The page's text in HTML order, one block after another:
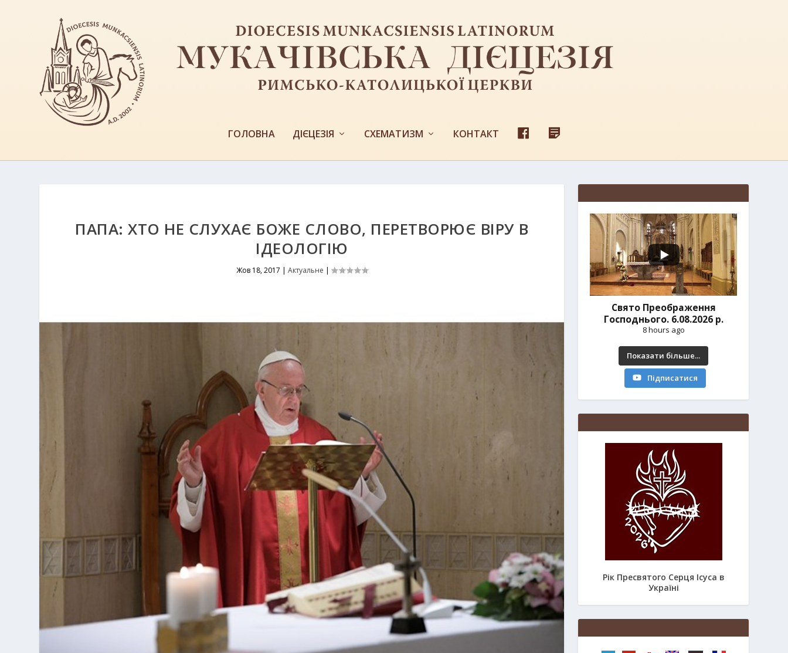
ГОЛОВНА ДІЄЦЕЗІЯ СХЕМАТИЗМ КОНТАКТ
E
Д
С
ПАПА: ХТО НЕ СЛУХАЄ БОЖЕ СЛОВО, ПЕРЕТВОРЮЄ ВІРУ В
ІДЕОЛОГІЮ
Жов 18, 2017 | Актуальне |
Свято Преображення
Господнього. 6.08.2026 р.
8 hours ago
Показати більше...
Підписатися
Рік Пресвятого Серця Ісуса в
Україні